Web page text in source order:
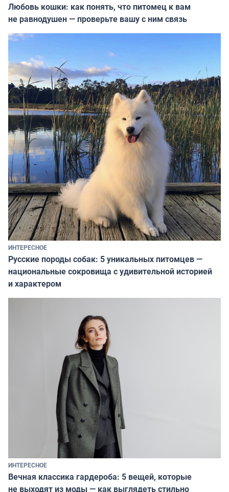
Любовь кошки: как понять, что питомец к вам
не равнодушен — проверьте вашу с ним связь
ИНТЕРЕСНОЕ
Русские породы собак: 5 уникальных питомцев —
национальные сокровища с удивительной историей
и характером
ИНТЕРЕСНОЕ
Вечная классика гардероба: 5 вещей, которые
не выходят из моды — как выглядеть стильно